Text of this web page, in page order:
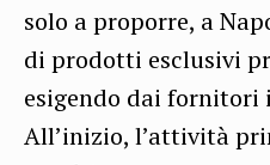
solo a proporre, a
di prodotti esclusivi
esigendo dai fornitori
All’inizio, l’attività